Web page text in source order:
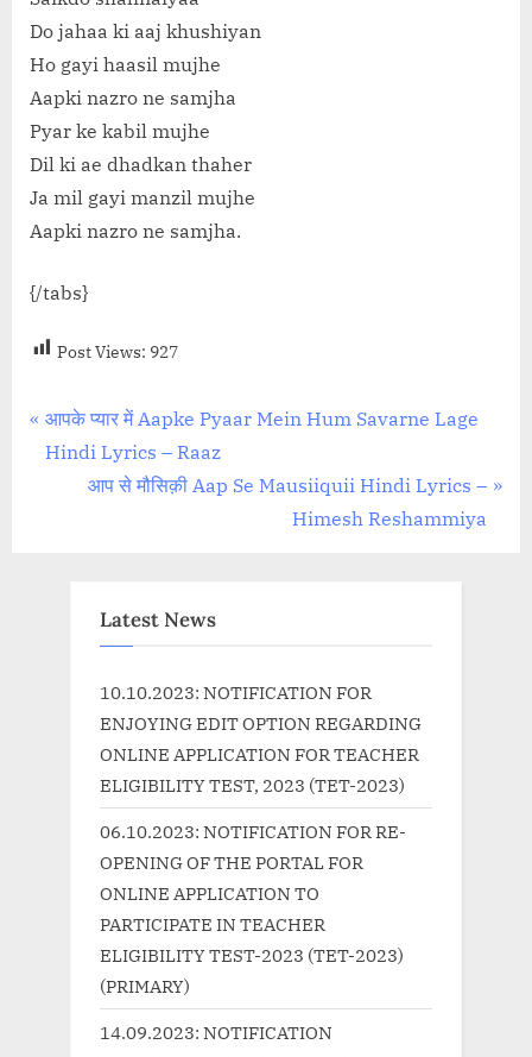
Do jahaa ki aaj khushiyan
Ho gayi haasil mujhe
Aapki nazro ne samjha
Pyar ke kabil mujhe
Dil ki ae dhadkan thaher
Ja mil gayi manzil mujhe
Aapki nazro ne samjha.
{/tabs}
Post Views: 927
Post
navigation
P
r
आपके प्यार में Aapke Pyaar Mein Hum Savarne Lage
Hindi Lyrics – Raaz
N
आप से मौसिक़ी Aap Se Mausiiquii Hindi Lyrics –
Himesh Reshammiya
Latest News
10.10.2023: NOTIFICATION FOR
ENJOYING EDIT OPTION REGARDING
ONLINE APPLICATION FOR TEACHER
ELIGIBILITY TEST, 2023 (TET-2023)
06.10.2023: NOTIFICATION FOR RE-
OPENING OF THE PORTAL FOR
ONLINE APPLICATION TO
PARTICIPATE IN TEACHER
ELIGIBILITY TEST-2023 (TET-2023)
(PRIMARY)
14.09.2023: NOTIFICATION